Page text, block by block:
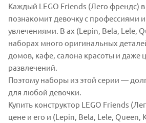
Каждый LEGO Friends (Лего френдс)
познакомит девочку с профессиями
увлечениями. В ах (Lepin, Bela, Lele,
наборах много оригинальных
домов, кафе, салона красоты и даже
развлечений.
Поэтому наборы из этой серии —
для любой девочки.
Купить конструктор LEGO Friends
цене и его и (Lepin, Bela, Lele, Queen,